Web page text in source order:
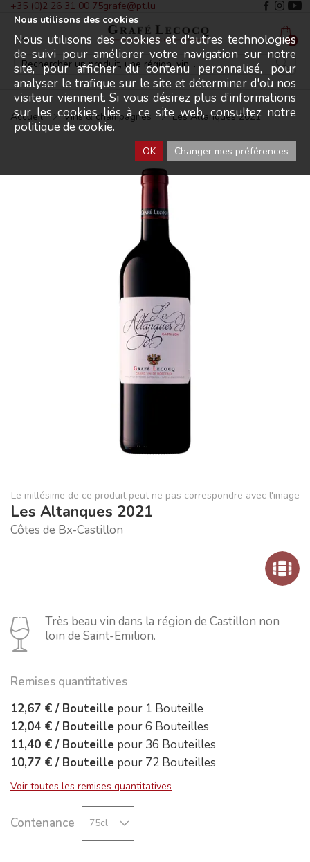
+35 (0)2 26 31 00 75grafe@pt.lu
Menu 0
Accueil Vins & champagnes Les Altanques 2021
Le millésime de ce produit peut ne pas correspondre avec l'image
Les Altanques 2021
Côtes de Bx-Castillon
Très beau vin dans la région de Castillon non
loin de Saint-Emilion.
Contenance
Remises quantitatives
12,67 € / Bouteille pour 1 Bouteille
12,04 € / Bouteille pour6 Bouteilles
11,40 € / Bouteille pour 36 Bouteilles
10,77 € / Bouteille pour 72 Bouteilles
Voir toutes les remises quantitatives
Nous utilisons des cookies
Nous utilisons des cookies et d'autres technologies
de suivi pour améliorer votre navigation sur notre
site, pour afficher du contenu peronnalisé, pour
analyser le trafique sur le site et déterminer d'où nos
visiteur viennent. Si vous désirez plus d’informations
sur les cookies liés à ce site web, consultez notre
politique de cookie.
OK Changer mes préférences